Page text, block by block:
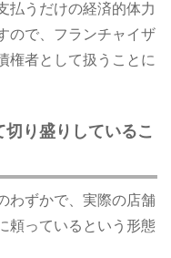
払うだけの経済的体力
ので、フランチャイザ
権者として扱うことに
り盛りしているこ
わずかで、実際の店舗
頼っているという形態